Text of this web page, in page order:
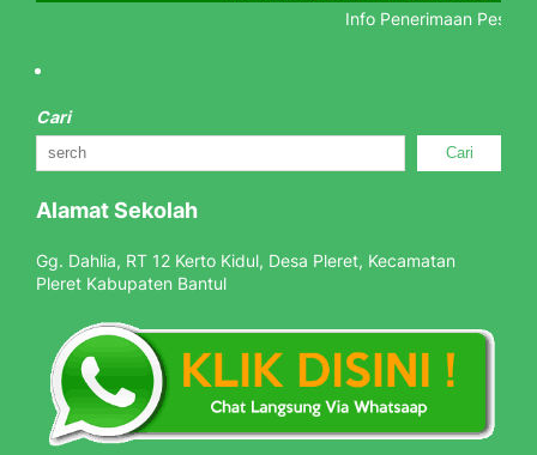
Info Penerimaan
Cari
Cari
Alamat Sekolah
Gg. Dahlia, RT 12 Kerto Kidul, Desa Pleret, Kecamatan
Pleret Kabupaten Bantul